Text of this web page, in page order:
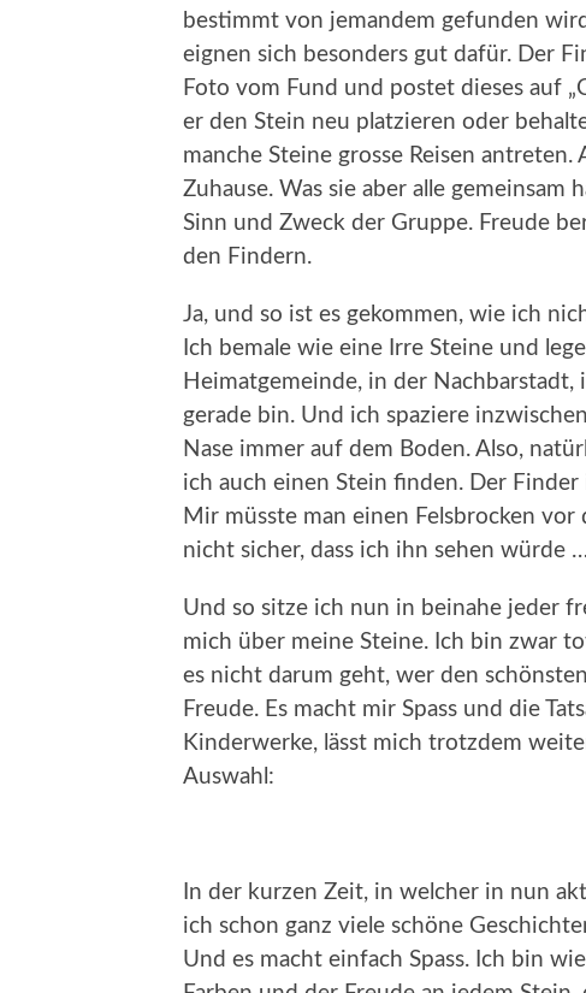
bestimmt von jemandem gefunden
eignen sich besonders gut dafür. Der
Foto vom Fund und postet dieses auf
er den Stein neu platzieren oder
manche Steine grosse Reisen
Zuhause. Was sie aber alle gemeinsam
Sinn und Zweck der Gruppe. Freude
den Findern.
Ja, und so ist es gekommen, wie ich
Ich bemale wie eine Irre Steine und
Heimatgemeinde, in der
gerade bin. Und ich spaziere
Nase immer auf dem Boden. Also,
ich auch einen Stein finden. Der
Mir müsste man einen Felsbrocken
nicht sicher, dass ich ihn sehen würde …
Und so sitze ich nun in beinahe jeder
mich über meine Steine. Ich bin zwar
es nicht darum geht, wer den
Freude. Es macht mir Spass und die
Kinderwerke, lässt mich trotzdem
Auswahl:
In der kurzen Zeit, in welcher in nun
ich schon ganz viele schöne
Und es macht einfach Spass. Ich bin